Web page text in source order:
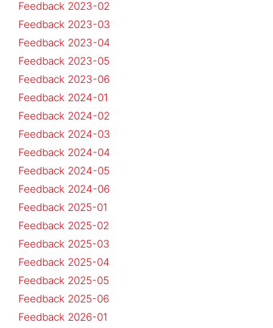
Feedback 2023-02
Feedback 2023-03
Feedback 2023-04
Feedback 2023-05
Feedback 2023-06
Feedback 2024-01
Feedback 2024-02
Feedback 2024-03
Feedback 2024-04
Feedback 2024-05
Feedback 2024-06
Feedback 2025-01
Feedback 2025-02
Feedback 2025-03
Feedback 2025-04
Feedback 2025-05
Feedback 2025-06
Feedback 2026-01